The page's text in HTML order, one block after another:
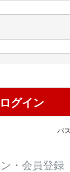
ログイン
パ
・会員登録